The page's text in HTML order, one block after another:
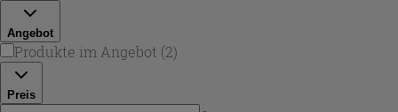
Angebot
Produkte im Angebot (2)
Preis